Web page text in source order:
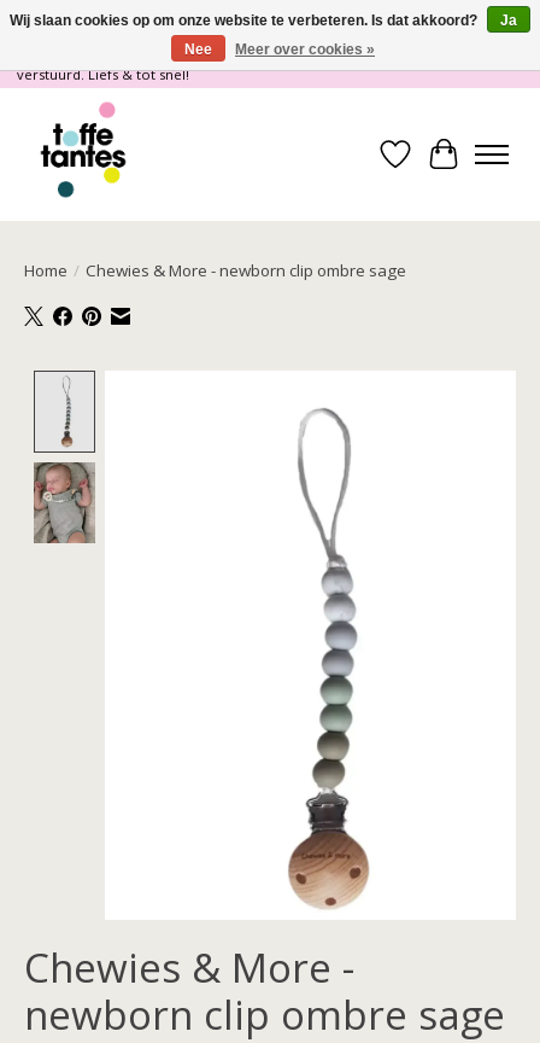
Wij gaan op vakantie! vanaf 4 juli t/m 21 juli worden er geen pakketjes
verstuurd. Liefs & tot snel!
Verlanglijst
Home / Chewies & More - newborn clip ombre sage
Chewies & More -
newborn clip ombre sage
Wij slaan cookies op om onze website te verbeteren. Is dat akkoord?
Ja
Nee
Meer over cookies »